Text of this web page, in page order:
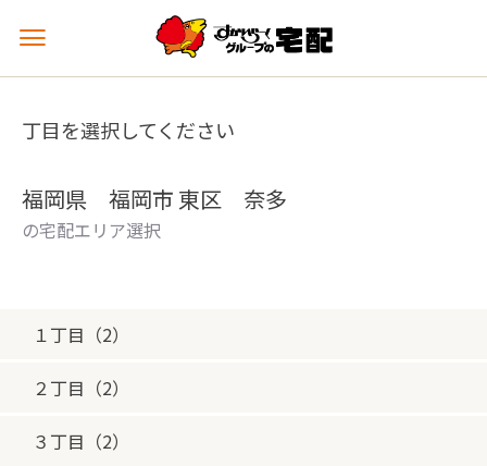
メ
ュ
を
丁目を選択してください
福岡県 福岡市 東区 奈多
の宅配エリア選択
１丁目（2）
２丁目（2）
３丁目（2）